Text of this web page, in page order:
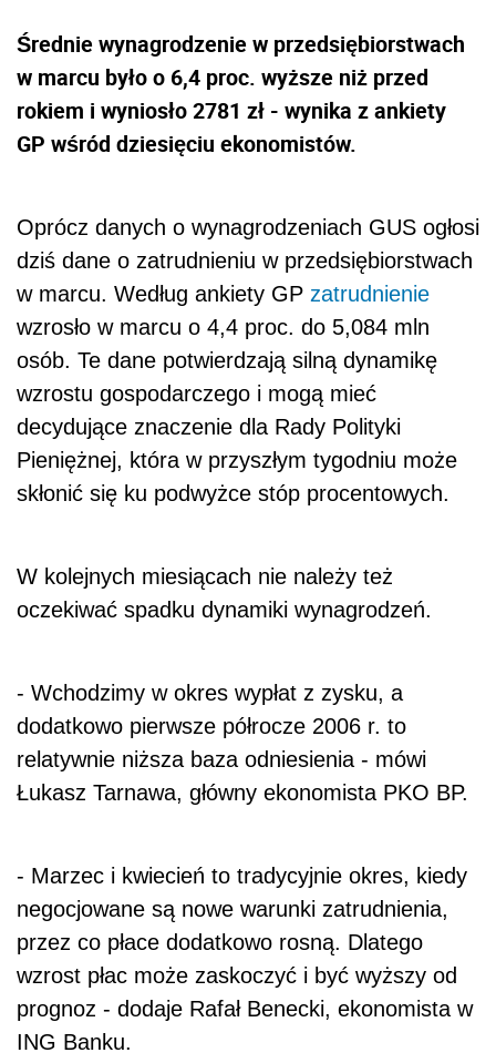
Średnie wynagrodzenie w przedsiębiorstwach
w marcu było o 6,4 proc. wyższe niż przed
rokiem i wyniosło 2781 zł - wynika z ankiety
GP wśród dziesięciu ekonomistów.
Oprócz danych o wynagrodzeniach GUS ogłosi
dziś dane o zatrudnieniu w przedsiębiorstwach
w marcu. Według ankiety GP zatrudnienie
wzrosło w marcu o 4,4 proc. do 5,084 mln
osób. Te dane potwierdzają silną dynamikę
wzrostu gospodarczego i mogą mieć
decydujące znaczenie dla Rady Polityki
Pieniężnej, która w przyszłym tygodniu może
skłonić się ku podwyżce stóp procentowych.
W kolejnych miesiącach nie należy też
oczekiwać spadku dynamiki wynagrodzeń.
- Wchodzimy w okres wypłat z zysku, a
dodatkowo pierwsze półrocze 2006 r. to
relatywnie niższa baza odniesienia - mówi
Łukasz Tarnawa, główny ekonomista PKO BP.
- Marzec i kwiecień to tradycyjnie okres, kiedy
negocjowane są nowe warunki zatrudnienia,
przez co płace dodatkowo rosną. Dlatego
wzrost płac może zaskoczyć i być wyższy od
prognoz - dodaje Rafał Benecki, ekonomista w
ING Banku.